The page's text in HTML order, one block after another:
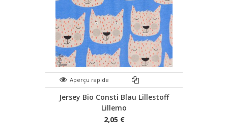
Aperçu rapide
Jersey Bio Consti Blau Lillestoff
Lillemo
2,05 €